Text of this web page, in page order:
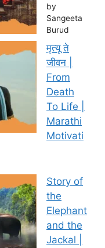
by
Sangeeta
Burud
मृत्यू ते
जीवन |
From
Death
To Life |
Marathi
Motivati
Story of
the
Elephant
and the
Jackal |